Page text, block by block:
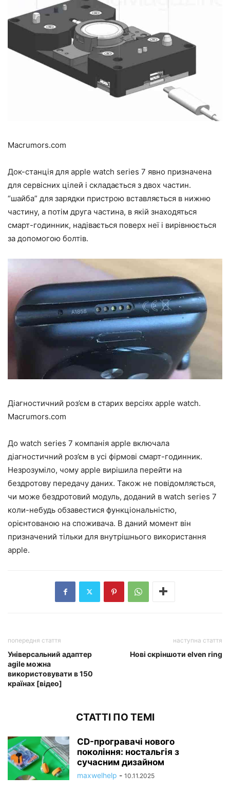
Macrumors.com
Док-станція для apple watch series 7 явно призначена
для сервісних цілей і складається з двох частин.
“шайба” для зарядки пристрою вставляється в нижню
частину, а потім друга частина, в якій знаходяться
смарт-годинник, надівається поверх неї і вирівнюється
за допомогою болтів.
Діагностичний роз’єм в старих версіях apple watch.
Macrumors.com
До watch series 7 компанія apple включала
діагностичний роз’єм в усі фірмові смарт-годинник.
Незрозуміло, чому apple вирішила перейти на
бездротову передачу даних. Також не повідомляється,
чи може бездротовий модуль, доданий в watch series 7
коли-небудь обзавестися функціональністю,
орієнтованою на споживача. В даний момент він
призначений тільки для внутрішнього використання
apple.
попередня стаття
Універсальний адаптер
agile можна
використовувати в 150
країнах [відео]
наступна стаття
Нові скріншоти elven ring
СТАТТІ ПО ТЕМІ
CD-програвачі нового
покоління: ностальгія з
сучасним дизайном
maxwelhelp - 10.11.2025